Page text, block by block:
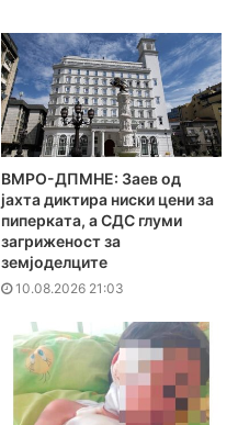
ВМРО-ДПМНЕ: Заев од
јахта диктира ниски цени за
пиперката, а СДС глуми
загриженост за
земјоделците
10.08.2026 21:03